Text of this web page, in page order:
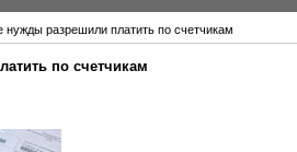
разрешили платить по счетчикам
по счетчикам